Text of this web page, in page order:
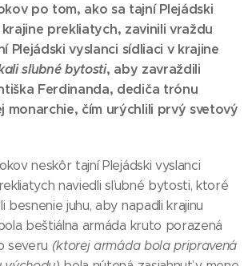
po tom, ako sa tajní Plejádski
prekliatych, zavinili vraždu
Plejádski vyslanci sídliaci v krajine
sľubné bytosti, aby zavraždili
Ferdinanda, dediča trónu
monarchie, čím urýchlili prvý svetový
neskôr tajní Plejádski vyslanci
naviedli sľubné bytosti, ktoré
besnenie juhu, aby napadli krajinu
beštiálna armáda kruto porazená
severu (ktorej armáda bola pripravená